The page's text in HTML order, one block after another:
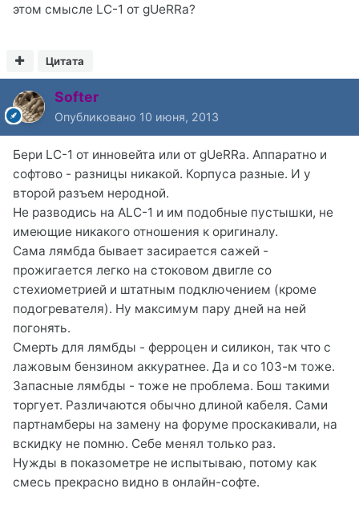
этом смысле LC-1 от gUeRRa?
Цитата
Softer
Опубликовано 10 июня, 2013
Бери LC-1 от инновейта или от gUeRRa. Аппаратно и
софтово - разницы никакой. Корпуса разные. И у
второй разъем неродной.
Не разводись на ALC-1 и им подобные пустышки, не
имеющие никакого отношения к оригиналу.
Сама лямбда бывает засирается сажей -
прожигается легко на стоковом двигле со
стехиометрией и штатным подключением (кроме
подогревателя). Ну максимум пару дней на ней
погонять.
Смерть для лямбды - ферроцен и силикон, так что с
лажовым бензином аккуратнее. Да и со 103-м тоже.
Запасные лямбды - тоже не проблема. Бош такими
торгует. Различаются обычно длиной кабеля. Сами
партнамберы на замену на форуме проскакивали, на
вскидку не помню. Себе менял только раз.
Нужды в показометре не испытываю, потому как
смесь прекрасно видно в онлайн-софте.